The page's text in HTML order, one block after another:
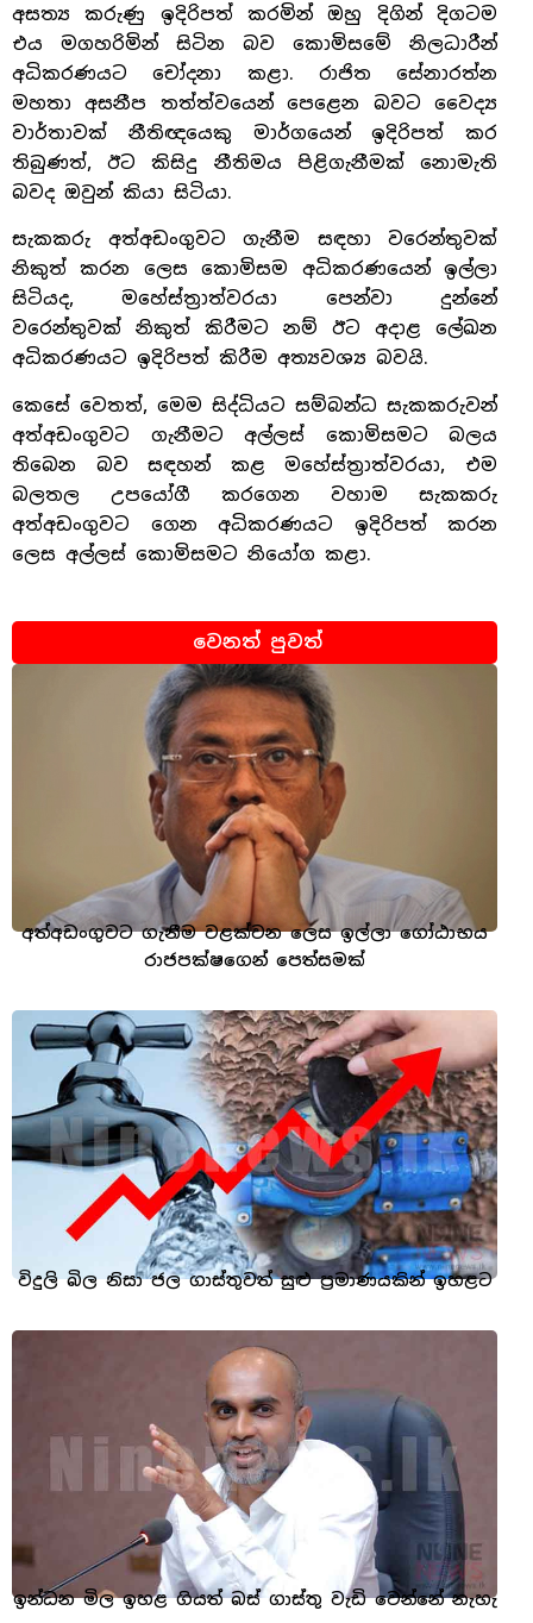
අසත්‍ය කරුණු ඉදිරිපත් කරමින් ඔහු දිගින් දිගටම
එය මගහරිමින් සිටින බව කොමිසමේ නිලධාරීන්
අධිකරණයට චෝදනා කළා. රාජිත සේනාරත්න
මහතා අසනීප තත්ත්වයෙන් පෙළෙන බවට වෛද්‍ය
වාර්තාවක් නීතිඥයෙකු මාර්ගයෙන් ඉදිරිපත් කර
තිබුණත්, ඊට කිසිදු නීතිමය පිළිගැනීමක් නොමැති
බවද ඔවුන් කියා සිටියා.
සැකකරු අත්අඩංගුවට ගැනීම සඳහා වරෙන්තුවක්
නිකුත් කරන ලෙස කොමිසම අධිකරණයෙන් ඉල්ලා
සිටියද, මහේස්ත්‍රාත්වරයා පෙන්වා දුන්නේ
වරෙන්තුවක් නිකුත් කිරීමට නම් ඊට අදාළ ලේඛන
අධිකරණයට ඉදිරිපත් කිරීම අත්‍යවශ්‍ය බවයි.
කෙසේ වෙතත්, මෙම සිද්ධියට සම්බන්ධ සැකකරුවන්
අත්අඩංගුවට ගැනීමට අල්ලස් කොමිසමට බලය
තිබෙන බව සඳහන් කළ මහේස්ත්‍රාත්වරයා, එම
බලතල උපයෝගී කරගෙන වහාම සැකකරු
අත්අඩංගුවට ගෙන අධිකරණයට ඉදිරිපත් කරන
ලෙස අල්ලස් කොමිසමට නියෝග කළා.
වෙනත් පුවත්
අත්අඩංගුවට ගැනීම වළක්වන ලෙස ඉල්ලා ගෝඨාභය
රාජපක්ෂගෙන් පෙත්සමක්
විදුලි බිල නිසා ජල ගාස්තුවත් සුළු ප්‍රමාණයකින් ඉහළට
ඉන්ධන මිල ඉහළ ගියත් බස් ගාස්තු වැඩි වෙන්නේ නැහැ